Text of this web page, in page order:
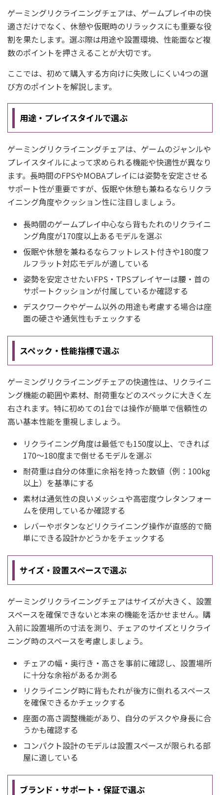
ゲーミングリクライニングチェアは、ゲームプレイ中の快
適さだけでなく、休憩や仮眠時のリラックスにも重要な役
割を果たします。選ぶ際は用途や設置環境、性能面など複
数のポイントを押さえることが大切です。
ここでは、初めて購入する方向けに失敗しにくい4つの選
び方のポイントを解説します。
用途・プレイスタイルで選ぶ
ゲーミングリクライニングチェアは、ゲームのジャンルや
プレイスタイルによって求められる機能や快適性が異なり
ます。長時間のFPSやMOBAプレイには姿勢を安定させる
サポート性が重要ですが、仮眠や休憩も兼ねるならリクラ
イニング角度やクッション性に注目しましょう。
長時間のゲームプレイ中心なら背もたれのリクライニ
ング角度が170度以上あるモデルを選ぶ
仮眠や休憩を兼ねるならフットレスト付きや180度フ
ルフラット対応モデルが適している
姿勢を安定させたいFPS・TPSプレイヤーは腰・首の
サポートクッションが付属しているか確認する
デスクワークやゲーム以外の用途も考慮する場合は座
面の硬さや通気性もチェックする
スペック・性能指標で選ぶ
ゲーミングリクライニングチェアの快適性は、リクライニ
ング機能の範囲や素材、耐荷重などのスペックに大きく左
右されます。特に初めての1台では操作が簡単で信頼性の
高い基本性能を重視しましょう。
リクライニング角度は最低でも150度以上、できれば
170～180度まで倒せるモデルを選ぶ
耐荷重は自分の体重に余裕を持った数値（例：100kg
以上）を基準にする
素材は通気性の良いメッシュや高密度ウレタンフォー
ムを使用しているか確認する
レバーやボタンなどリクライニング操作が直感的で簡
単にできる設計かどうかをチェックする
サイズ・設置スペースで選ぶ
ゲーミングリクライニングチェアはサイズが大きく、設置
スペースを確保できないと本来の機能を活かせません。購
入前に設置場所の寸法を測り、チェアのサイズとリクライ
ニング時のスペースを考慮しましょう。
チェアの幅・奥行き・高さを事前に確認し、設置場所
に十分な余裕があるか測る
リクライニング時に背もたれが後方に倒れるスペース
を確保できるかチェックする
座面の高さ調整機能があり、自分のデスクや身長に合
うかも確認する
コンパクト設計のモデルは設置スペースが限られる部
屋に適している
ブランド・サポート・保証で選ぶ